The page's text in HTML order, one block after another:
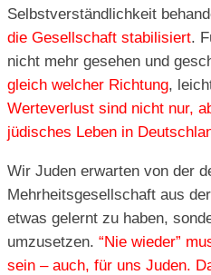
Selbstverständlichkeit
die Gesellschaft stabilisiert.
nicht mehr gesehen und
gleich welcher Richtung,
Werteverlust sind nicht nur,
jüdisches Leben in
Wir Juden erwarten von der
Mehrheitsgesellschaft aus
etwas gelernt zu haben,
umzusetzen. “Nie wieder”
sein – auch, für uns Juden.